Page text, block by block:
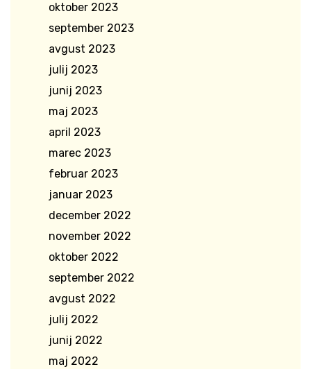
oktober 2023
september 2023
avgust 2023
julij 2023
junij 2023
maj 2023
april 2023
marec 2023
februar 2023
januar 2023
december 2022
november 2022
oktober 2022
september 2022
avgust 2022
julij 2022
junij 2022
maj 2022